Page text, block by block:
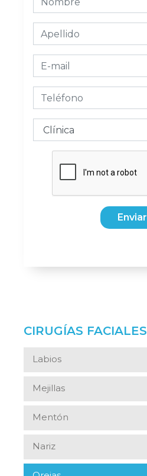
Enviar
CIRUGÍAS FACIALES
Labios
Mejillas
Mentón
Nariz